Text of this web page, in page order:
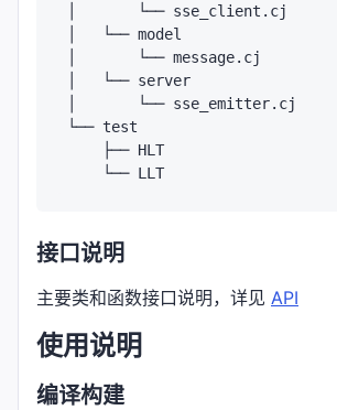
│       └── sse_client.cj       #
│   └── model
│       └── message.cj          #
│   └── server                  #
│       └── sse_emitter.cj      #
└── test                        #
    ├── HLT
接口说明
主要类和函数接口说明，详见 API
使用说明
编译构建